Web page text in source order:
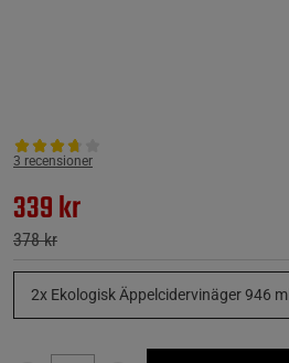
3 recensioner
339 kr
378 kr
2x Ekologisk Äppelcidervinäger 946 ml